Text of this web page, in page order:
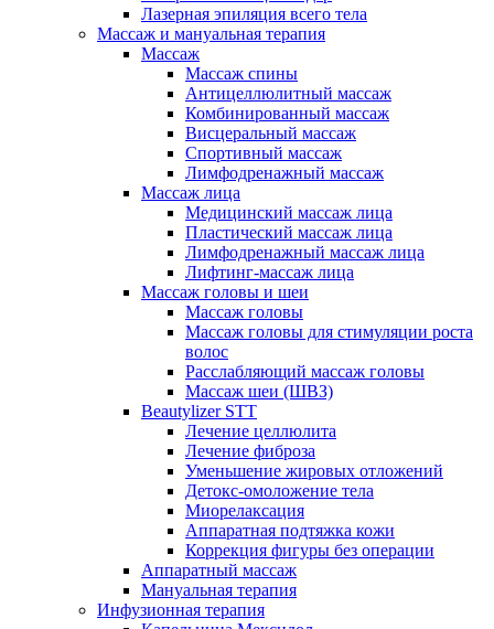
Лазерная эпиляция всего тела
Массаж и мануальная терапия
Массаж
Массаж спины
Антицеллюлитный массаж
Комбинированный массаж
Висцеральный массаж
Спортивный массаж
Лимфодренажный массаж
Массаж лица
Медицинский массаж лица
Пластический массаж лица
Лимфодренажный массаж лица
Лифтинг-массаж лица
Массаж головы и шеи
Массаж головы
Массаж головы для стимуляции роста
волос
Расслабляющий массаж головы
Массаж шеи (ШВЗ)
Beautylizer STT
Лечение целлюлита
Лечение фиброза
Уменьшение жировых отложений
Детокс-омоложение тела
Миорелаксация
Аппаратная подтяжка кожи
Коррекция фигуры без операции
Аппаратный массаж
Мануальная терапия
Инфузионная терапия